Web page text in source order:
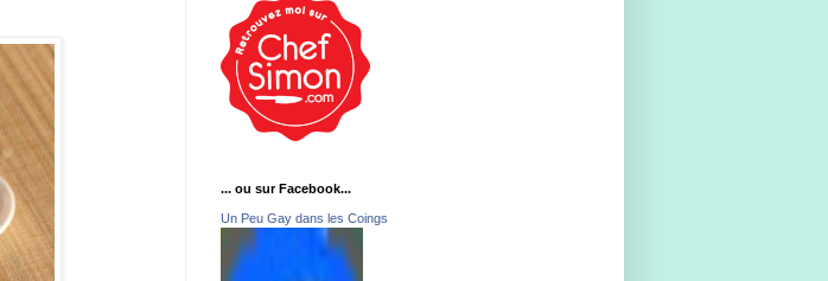
... ou sur Facebook...
Un Peu Gay dans les Coings